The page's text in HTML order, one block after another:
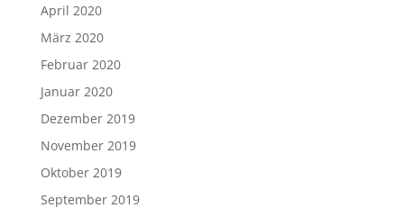
April 2020
März 2020
Februar 2020
Januar 2020
Dezember 2019
November 2019
Oktober 2019
September 2019